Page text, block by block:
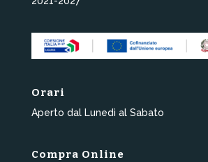
Orari
Aperto dal Lunedì al Sabato
Compra Online